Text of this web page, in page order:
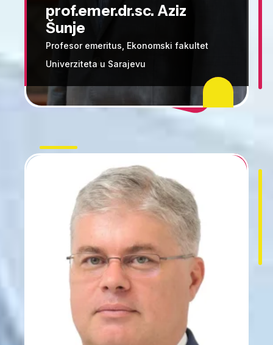
prof.emer.dr.sc. Aziz
Šunje
Profesor emeritus, Ekonomski fakultet
Univerziteta u Sarajevu